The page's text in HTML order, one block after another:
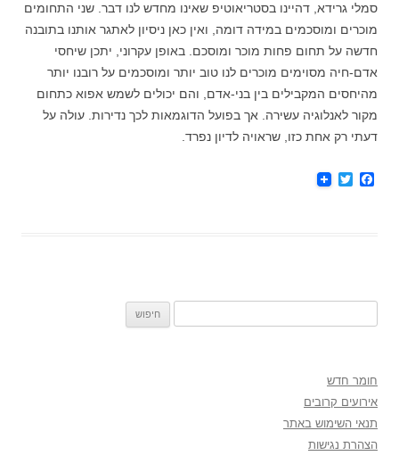
סמלי גרידא, דהיינו בסטריאוטיפ שאינו מחדש לנו דבר. שני התחומים
מוכרים ומוסכמים במידה דומה, ואין כאן ניסיון לאתגר אותנו בתובנה
חדשה על תחום פחות מוכר ומוסכם. באופן עקרוני, יתכן שיחסי
אדם-חיה מסוימים מוכרים לנו טוב יותר ומוסכמים על רובנו יותר
מהיחסים המקבילים בין בני-אדם, והם יכולים לשמש אפוא כתחום
מקור לאנלוגיה עשירה. אך בפועל הדוגמאות לכך נדירות. עולה על
דעתי רק אחת כזו, שראויה לדיון נפרד.
F
T
חומר חדש
אירועים קרובים
תנאי השימוש באתר
הצהרת נגישות